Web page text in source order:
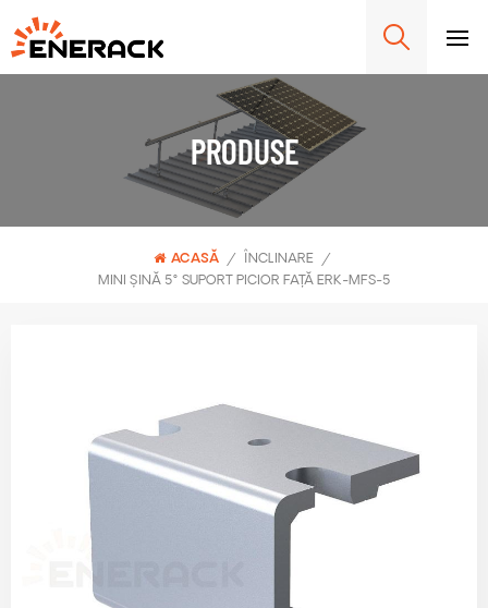
PRODUSE
ACASĂ / ÎNCLINARE
/
MINI ȘINĂ 5° SUPORT PICIOR FAȚĂ ERK-MFS-5